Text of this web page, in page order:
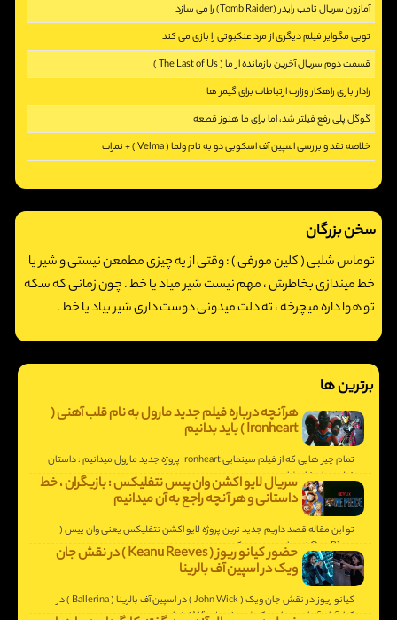
[2573][2227]آمازون سریال تامب رایدر (Tomb Raider) را می سازد
توبی مگوایر فیلم دیگری از مرد عنکبوتی را بازی می کند
[2721]قسمت دوم سریال آخرین بازمانده از ما ( The Last of Us )
رادار بازی راهکار وزارت ارتباطات برای گیمر ها
گوگل پلی رفع فیلتر شد، اما برای ما هنوز قطعه
خلاصه نقد و بررسی اسپین آف اسکوبی دو به نام ولما ( Velma ) + نمرات
سخن بزرگان
توماس شلبی ( کلین مورفی ) :وقتی از یه چیزی مطمعن نیستی و شیر یا
خط میندازی بخاطرش ، مهم نیست شیر میاد یا خط . چون زمانی که سکه
تو هوا داره میچرخه ، ته دلت میدونی دوست داری شیر بیاد یا خط .
برترین ها
هرآنچه درباره فیلم جدید مارول به نام قلب آهنی (
Ironheart ) باید بدانیم
تمام چیز هایی که از فیلم سینمایی Ironheart پروژه جدید مارول میدانیم : داستان
فیلم و تاریخ انتشار.سریال لایو اکشن وان پیس نتفلیکس : بازیگران ، خط
داستانی و هر آنچه راجع به آن میدانیم
تو این مقاله قصد داریم جدید ترین پروژه لایو اکشن نتفلیکس یعنی وان پیس (
One Piece ) رو با هم بررسی کنیم .
حضور کیانو ریوز ( Keanu Reeves ) در نقش جان
ویک در اسپین آف بالرینا
کیانو ریوز در نقش جان ویک ( John Wick ) در اسپین آف بالرینا ( Ballerina ) در
کنار آنا د آرماس و یان مک شین ( Winston ) خواهد بود .